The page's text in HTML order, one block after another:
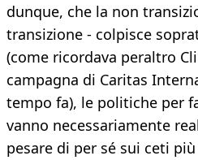
dunque, che la non
transizione - colpisce
(come ricordava peraltro
campagna di Caritas
tempo fa), le politiche per
vanno necessariamente
pesare di per sé sui ceti